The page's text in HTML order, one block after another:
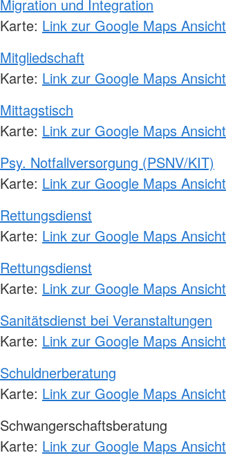
Migration und Integration
Karte: Link zur Google Maps Ansicht
Mitgliedschaft
Karte: Link zur Google Maps Ansicht
Mittagstisch
Karte: Link zur Google Maps Ansicht
Psy. Notfallversorgung (PSNV/KIT)
Karte: Link zur Google Maps Ansicht
Rettungsdienst
Karte: Link zur Google Maps Ansicht
Rettungsdienst
Karte: Link zur Google Maps Ansicht
Sanitätsdienst bei Veranstaltungen
Karte: Link zur Google Maps Ansicht
Schuldnerberatung
Karte: Link zur Google Maps Ansicht
Schwangerschaftsberatung
Karte: Link zur Google Maps Ansicht